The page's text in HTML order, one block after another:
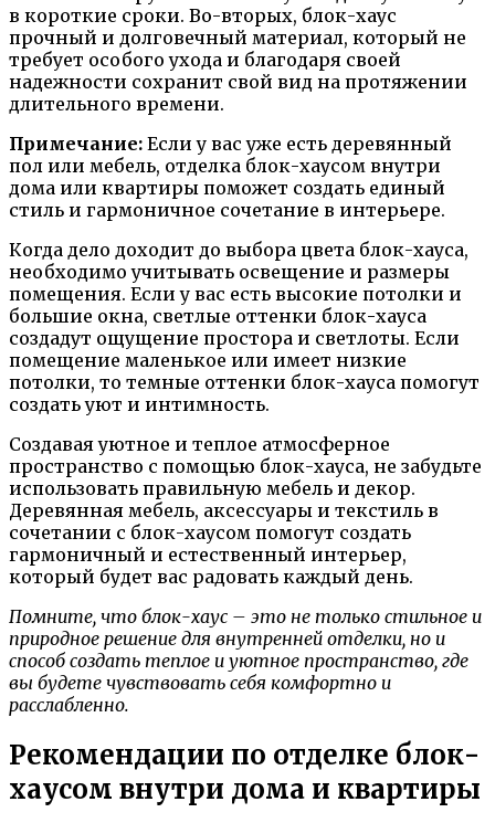
в короткие сроки. Во-вторых, блок-хаус
прочный и долговечный материал, который не
требует особого ухода и благодаря своей
надежности сохранит свой вид на протяжении
длительного времени.
Примечание: Если у вас уже есть деревянный
пол или мебель, отделка блок-хаусом внутри
дома или квартиры поможет создать единый
стиль и гармоничное сочетание в интерьере.
Когда дело доходит до выбора цвета блок-хауса,
необходимо учитывать освещение и размеры
помещения. Если у вас есть высокие потолки и
большие окна, светлые оттенки блок-хауса
создадут ощущение простора и светлоты. Если
помещение маленькое или имеет низкие
потолки, то темные оттенки блок-хауса помогут
создать уют и интимность.
Создавая уютное и теплое атмосферное
пространство с помощью блок-хауса, не забудьте
использовать правильную мебель и декор.
Деревянная мебель, аксессуары и текстиль в
сочетании с блок-хаусом помогут создать
гармоничный и естественный интерьер,
который будет вас радовать каждый день.
Помните, что блок-хаус – это не только стильное и
природное решение для внутренней отделки, но и
способ создать теплое и уютное пространство, где
вы будете чувствовать себя комфортно и
расслабленно.
Рекомендации по отделке блок-
хаусом внутри дома и квартиры